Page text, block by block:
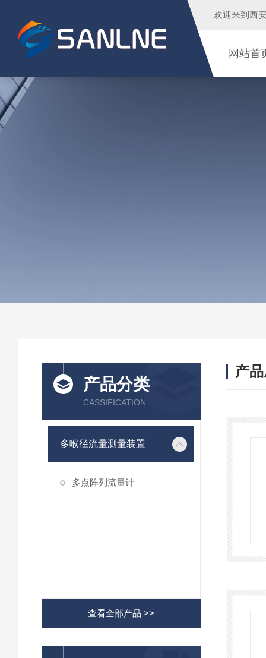
欢迎来到 西
网站首
产品分类
CASSIFICATION
多喉径流量测量装置
多点阵列流量计
查看全部产品 >>
产